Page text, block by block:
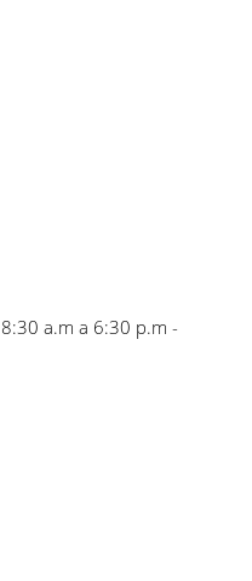
a.m a 6:30 p.m -